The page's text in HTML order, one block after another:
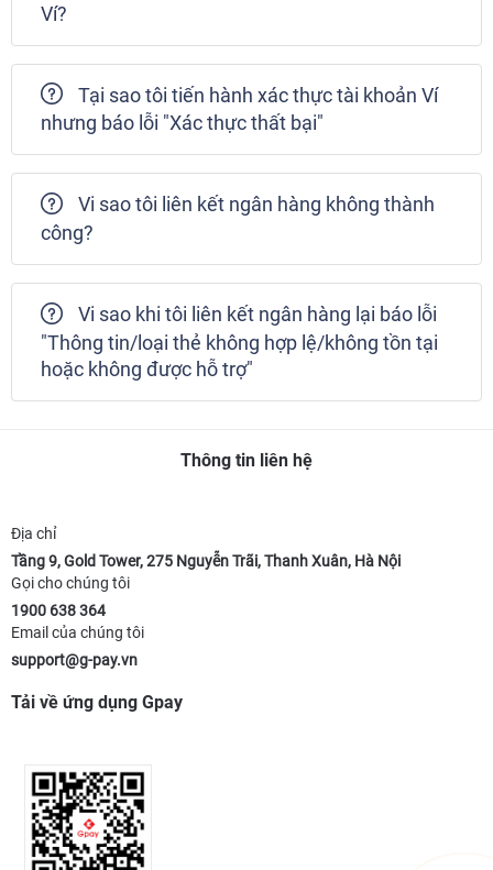
Ví?
Tại sao tôi tiến hành xác thực tài khoản Ví
nhưng báo lỗi "Xác thực thất bại"
Vi sao tôi liên kết ngân hàng không thành
công?
Vi sao khi tôi liên kết ngân hàng lại báo lỗi
"Thông tin/loại thẻ không hợp lệ/không tồn tại
hoặc không được hỗ trợ"
Thông tin liên hệ
Địa chỉ
Tầng 9, Gold Tower, 275 Nguyễn Trãi, Thanh Xuân, Hà Nội
Gọi cho chúng tôi
1900 638 364
Email của chúng tôi
support@g-pay.vn
Tải về ứng dụng Gpay